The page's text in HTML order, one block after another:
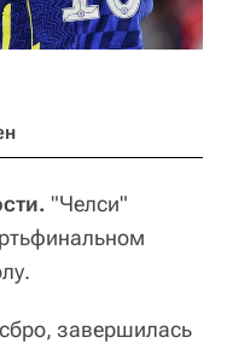
"Челси"
завершилась